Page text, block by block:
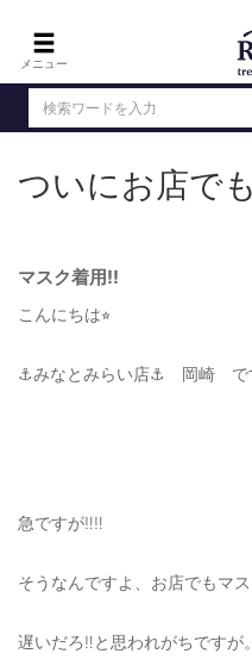
メニュー
ログイン （新規会員登録）
DENIM : デニム
PANTS : パンツ
TOPS : トップス
DENIM : デニム
ついにお店でも
マスク着用‼️
こんにちは⭐︎
⚓︎みなとみらい店⚓︎ 岡崎 で
急ですが‼️‼️
そうなんですよ、お店でもマ
遅いだろ‼️と思われがちですが